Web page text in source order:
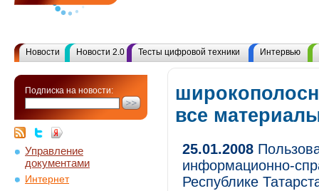
Новости Новости 2.0 Тесты цифровой техники Интервью
Подписка на новости:
Управление
документами
Интернет
все
25.01.2008
информационно-
Республике